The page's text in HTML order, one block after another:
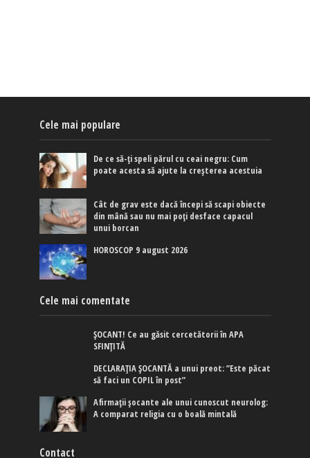
Cele mai populare
De ce să-ți speli părul cu ceai negru: Cum
poate acesta să ajute la creșterea acestuia
Cât de grav este dacă începi să scapi obiecte
din mână sau nu mai poți desface capacul
unui borcan
HOROSCOP 9 august 2026
Cele mai comentate
ȘOCANT! Ce au găsit cercetătorii în APA
SFINȚITĂ
DECLARAȚIA ȘOCANTĂ a unui preot: ”Este păcat
să faci un COPIL în post”
Afirmaţii şocante ale unui cunoscut neurolog:
A comparat religia cu o boală mintală
Contact